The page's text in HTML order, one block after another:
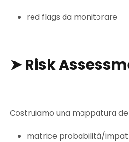
red flags da monitorare
➤Risk
Costruiamo una mappatura
matrice probabilità/